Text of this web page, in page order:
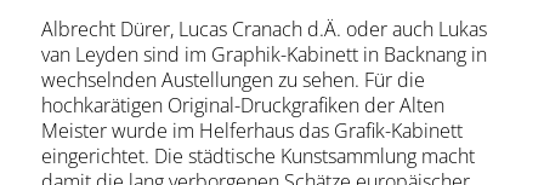
Stadtführungen
Events & Tickets
Ausflugsziele
Erlebnisse
Wein
Radfahren
Wandern
Albrecht Dürer, Lucas Cranach d.Ä. oder auch Lukas
van Leyden sind im Graphik-Kabinett in Backnang in
wechselnden Austellungen zu sehen. Für die
hochkarätigen Original-Druckgrafiken der Alten
Meister wurde im Helferhaus das Grafik-Kabinett
eingerichtet. Die städtische Kunstsammlung macht